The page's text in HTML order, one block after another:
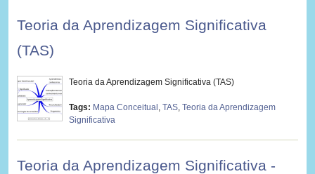
Teoria da Aprendizagem Significativa
(TAS)
Teoria da Aprendizagem Significativa (TAS)
Tags: Mapa Conceitual , TAS, Teoria da Aprendizagem
Significativa
Teoria da Aprendizagem Significativa -